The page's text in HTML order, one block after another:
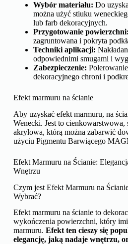
Wybór materiału: Do
można użyć stiuku
lub farb dekoracyjnych.
Przygotowanie powierzchni:
zagruntowana i pokryta
Techniki aplikacji:
odpowiednimi smugami i
Zabezpieczenie:
dekoracyjnego chroni i
Efekt marmuru na ścianie
Aby uzyskać efekt marmuru, na
Wenecki. Jest to cienkowarstwowa,
akrylowa, którą można zabarwić
użyciu Pigmentu Barwiącego
Efekt Marmuru na Ścianie:
Wnętrzu
Czym jest Efekt Marmuru na
Wybrać?
Efekt marmuru na ścianie to
wykończenia powierzchni, który
marmuru. Efekt ten cieszy się
elegancję, jaką nadaje wnętrzu,